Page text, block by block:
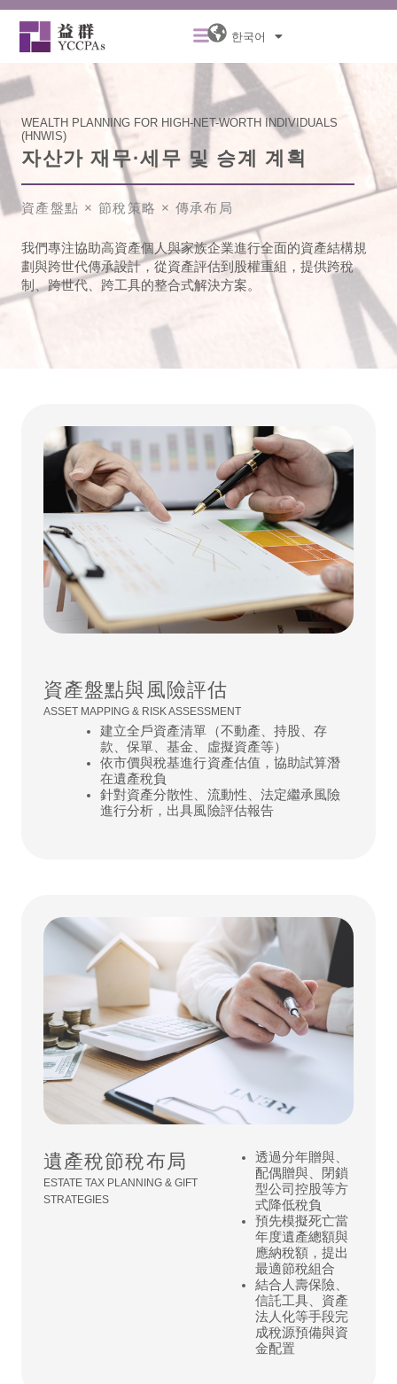
콘
뛰
기
Menu한국어
WEALTH PLANNING FOR HIGH-NET-WORTH INDIVIDUALS
(HNWIS)
자산가 재무·세무 및 승계 계획
資產盤點 × 節稅策略 × 傳承布局
我們專注協助高資產個人與家族企業進行全面的資產結構規
劃與跨世代傳承設計，從資產評估到股權重組，提供跨稅
制、跨世代、跨工具的整合式解決方案。
資產盤點與風險評估
ASSET MAPPING & RISK ASSESSMENT
建立全戶資產清單（不動產、持股、存
款、保單、基金、虛擬資產等）
依市價與稅基進行資產估值，協助試算潛
在遺產稅負
針對資產分散性、流動性、法定繼承風險
進行分析，出具風險評估報告
遺產稅節稅布局
ESTATE TAX PLANNING & GIFT
STRATEGIES
透過分年贈與、
配偶贈與、閉鎖
型公司控股等方
式降低稅負
預先模擬死亡當
年度遺產總額與
應納稅額，提出
最適節稅組合
結合人壽保險、
信託工具、資產
法人化等手段完
成稅源預備與資
金配置